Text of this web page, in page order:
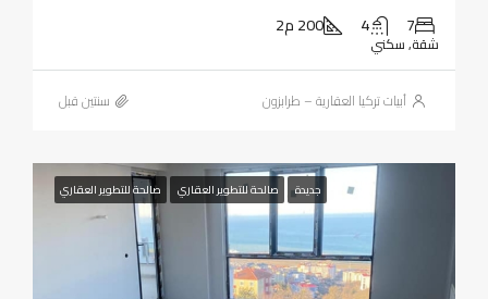
7
4 200 م2
شقة, سكني
أبيات تركيا العقارية – طرابزون ‏سنتين قبل
جديدة صالحة للتطوير العقاري صالحة للتطوير العقاري